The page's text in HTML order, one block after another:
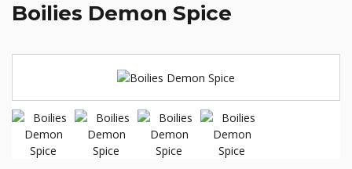
Boilies Demon Spice